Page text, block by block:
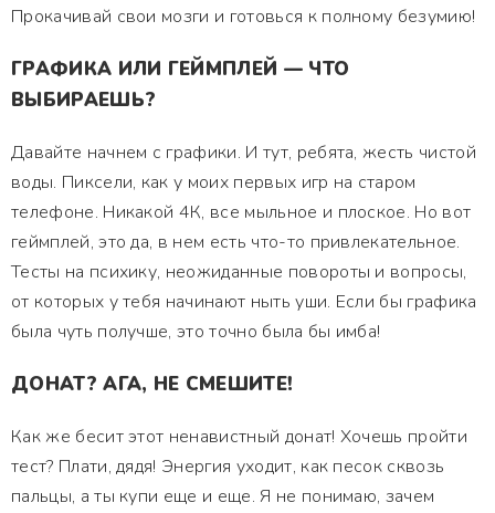
Прокачивай свои мозги и готовься к полному безумию!
ГРАФИКА ИЛИ ГЕЙМПЛЕЙ — ЧТО
ВЫБИРАЕШЬ?
Давайте начнем с графики. И тут, ребята, жесть чистой
воды. Пиксели, как у моих первых игр на старом
телефоне. Никакой 4К, все мыльное и плоское. Но вот
геймплей, это да, в нем есть что-то привлекательное.
Тесты на психику, неожиданные повороты и вопросы,
от которых у тебя начинают ныть уши. Если бы графика
была чуть получше, это точно была бы имба!
ДОНАТ? АГА, НЕ СМЕШИТЕ!
Как же бесит этот ненавистный донат! Хочешь пройти
тест? Плати, дядя! Энергия уходит, как песок сквозь
пальцы, а ты купи еще и еще. Я не понимаю, зачем